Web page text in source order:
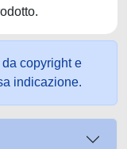
da copyright e
indicazione.